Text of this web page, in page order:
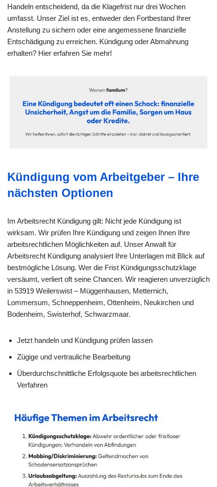
Handeln entscheidend, da die Klagefrist nur drei Wochen
umfasst. Unser Ziel ist es, entweder den Fortbestand Ihrer
Anstellung zu sichern oder eine angemessene finanzielle
Entschädigung zu erreichen. Kündigung oder Abmahnung
erhalten? Hier erfahren Sie mehr!
Kündigung vom Arbeitgeber – Ihre
nächsten Optionen
Im Arbeitsrecht Kündigung gilt: Nicht jede Kündigung ist
wirksam. Wir prüfen Ihre Kündigung und zeigen Ihnen Ihre
arbeitsrechtlichen Möglichkeiten auf. Unser Anwalt für
Arbeitsrecht Kündigung analysiert Ihre Unterlagen mit Blick auf
bestmögliche Lösung. Wer die Frist Kündigungsschutzklage
versäumt, verliert oft seine Chancen. Wir reagieren unverzüglich
in 53919 Weilerswist – Müggenhausen, Metternich,
Lommersum, Schneppenheim, Ottenheim, Neukirchen und
Bodenheim, Swisterhof, Schwarzmaar.
Jetzt handeln und Kündigung prüfen lassen
Zügige und vertrauliche Bearbeitung
Überdurchschnittliche Erfolgsquote bei arbeitsrechtlichen
Verfahren